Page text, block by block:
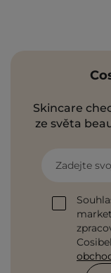
Skincare
ze světa
Zadejte